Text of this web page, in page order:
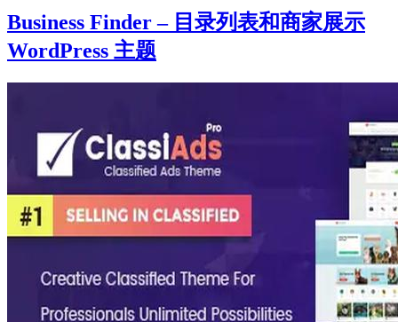
Business Finder – 目录列表和商家展示
WordPress 主题